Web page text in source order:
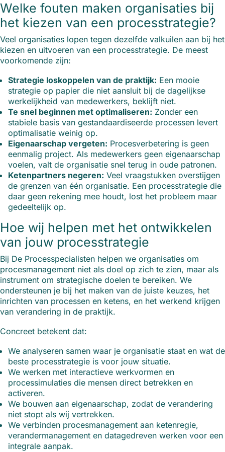
Welke fouten maken organisaties bij
het kiezen van een processtrategie?
Veel organisaties lopen tegen dezelfde valkuilen aan bij het
kiezen en uitvoeren van een processtrategie. De meest
voorkomende zijn:
Strategie loskoppelen van de praktijk: Een mooie
strategie op papier die niet aansluit bij de dagelijkse
werkelijkheid van medewerkers, beklijft niet.
Te snel beginnen met optimaliseren: Zonder een
stabiele basis van gestandaardiseerde processen levert
optimalisatie weinig op.
Eigenaarschap vergeten: Procesverbetering is geen
eenmalig project. Als medewerkers geen eigenaarschap
voelen, valt de organisatie snel terug in oude patronen.
Ketenpartners negeren: Veel vraagstukken overstijgen
de grenzen van één organisatie. Een processtrategie die
daar geen rekening mee houdt, lost het probleem maar
gedeeltelijk op.
Hoe wij helpen met het ontwikkelen
van jouw processtrategie
Bij De Processpecialisten helpen we organisaties om
procesmanagement niet als doel op zich te zien, maar als
instrument om strategische doelen te bereiken. We
ondersteunen je bij het maken van de juiste keuzes, het
inrichten van processen en ketens, en het werkend krijgen
van verandering in de praktijk.
Concreet betekent dat:
We analyseren samen waar je organisatie staat en wat de
beste processtrategie is voor jouw situatie.
We werken met interactieve werkvormen en
processimulaties die mensen direct betrekken en
activeren.
We bouwen aan eigenaarschap, zodat de verandering
niet stopt als wij vertrekken.
We verbinden procesmanagement aan ketenregie,
verandermanagement en datagedreven werken voor een
integrale aanpak.